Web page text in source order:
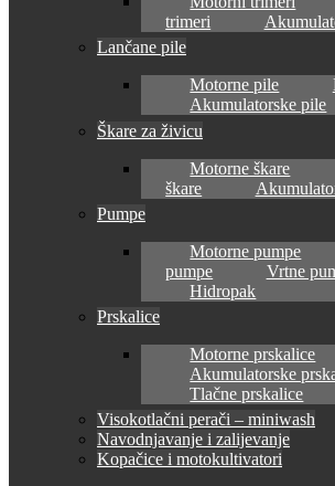
trimeri
Lančane pile
Motorne pile
Akumulatorske pile
Škare za živicu
Motorne škare
škare
Pumpe
Motorne pumpe
pumpe
Vrtne
Hidropak
Prskalice
Motorne prskalice
Akumulatorske
Tlačne prskalice
Visokotlačni perači – miniwash
Navodnjavanje i zalijevanje
Kopačice i motokultivatori